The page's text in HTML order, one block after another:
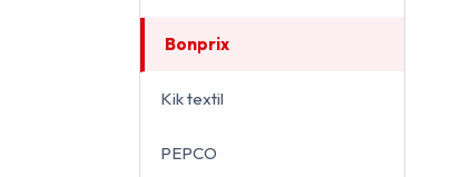
Bonprix
Kik textil
PEPCO